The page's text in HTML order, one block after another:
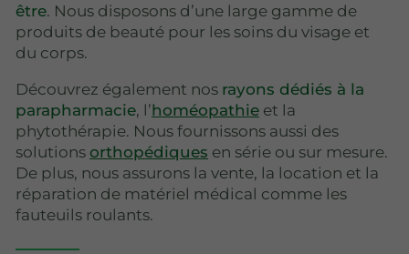
être. Nous disposons d’une large gamme de
produits de beauté pour les soins du visage et
du corps.
Découvrez également nos rayons dédiés à la
parapharmacie, l’homéopathie et la
phytothérapie. Nous fournissons aussi des
solutions orthopédiques en série ou sur mesure.
De plus, nous assurons la vente, la location et la
réparation de matériel médical comme les
fauteuils roulants.